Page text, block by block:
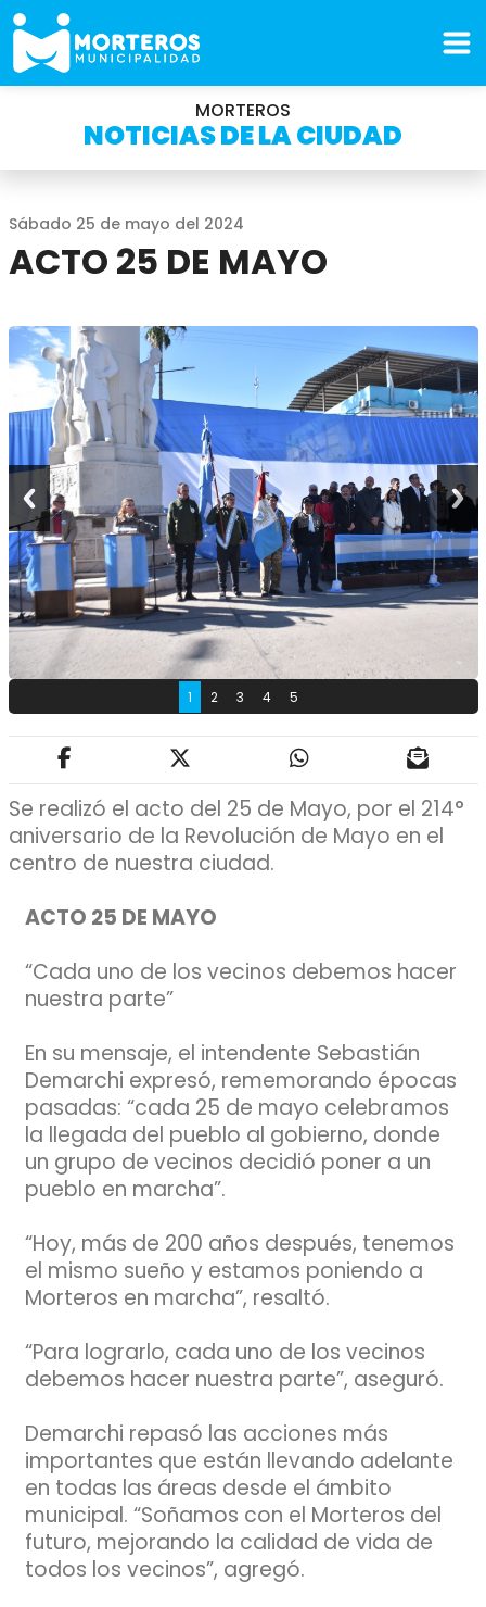
MORTEROS
NOTICIAS DE LA CIUDAD
Sábado 25 de mayo del 2024
ACTO 25 DE MAYO
1 2 3 4 5
Se realizó el acto del 25 de Mayo, por el 214°
aniversario de la Revolución de Mayo en el
centro de nuestra ciudad.
ACTO 25 DE MAYO
“Cada uno de los vecinos debemos hacer
nuestra parte”
En su mensaje, el intendente Sebastián
Demarchi expresó, rememorando épocas
pasadas: “cada 25 de mayo celebramos
la llegada del pueblo al gobierno, donde
un grupo de vecinos decidió poner a un
pueblo en marcha”.
“Hoy, más de 200 años después, tenemos
el mismo sueño y estamos poniendo a
Morteros en marcha”, resaltó.
“Para lograrlo, cada uno de los vecinos
debemos hacer nuestra parte”, aseguró.
Demarchi repasó las acciones más
importantes que están llevando adelante
en todas las áreas desde el ámbito
municipal. “Soñamos con el Morteros del
futuro, mejorando la calidad de vida de
todos los vecinos”, agregó.